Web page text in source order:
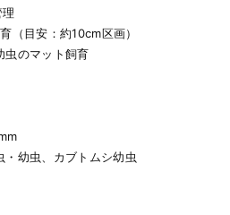
（目安：約10cm区画）
虫のマット飼育
・幼虫、カブトムシ幼虫